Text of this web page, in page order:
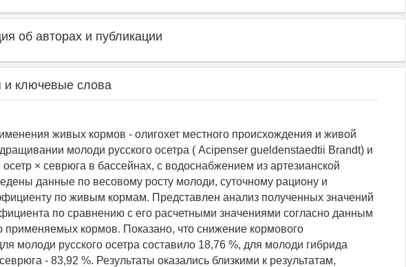
об авторах и публикации
и ключевые слова
живых кормов - олигохет местного происхождения и живой
молоди русского осетра ( Acipenser gueldenstaedtii Brandt) и
осетр × севрюга в бассейнах, с водоснабжением из артезианской
данные по весовому росту молоди, суточному рациону и
по живым кормам. Представлен анализ полученных значений
по сравнению с его расчетными значениями согласно данным
применяемых кормов. Показано, что снижение кормового
молоди русского осетра составило 18,76 %, для молоди гибрида
- 83,92 %. Результаты оказались близкими к результатам,